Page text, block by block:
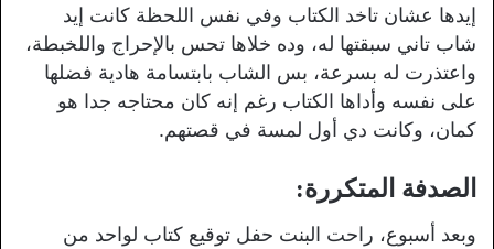
إيدها عشان تاخد الكتاب وفي نفس اللحظة كانت إيد
شاب تاني سبقتها له، وده خلاها تحس بالإحراج واللخبطة،
واعتذرت له بسرعة، بس الشاب بابتسامة هادية فضلها
على نفسه وأداها الكتاب رغم إنه كان محتاجه جدا هو
كمان، وكانت دي أول لمسة في قصتهم.
الصدفة المتكررة:
وبعد أسبوع، راحت البنت حفل توقيع كتاب لواحد من